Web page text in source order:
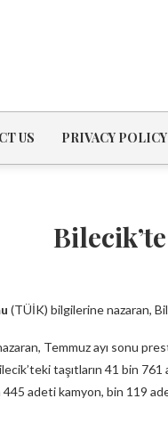
US PRIVACY POLICY
(TÜİK) bilgilerine nazaran,
Temmuz ayı sonu
taşıtların 41 bin
adeti kamyon, bin 119